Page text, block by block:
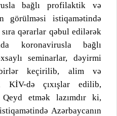
bağlı profilaktik və
görülməsi istiqamətində
sıra qərarlar qəbul edilərək
koronavirusla bağlı
seminarlar, dəyirmi
keçirilib, alim və
KİV-də çıxışlar edilib,
etmək lazımdır ki,
Azərbaycanın